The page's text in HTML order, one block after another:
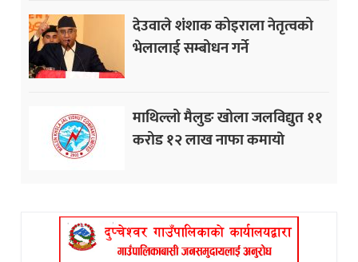
देउवाले शंशाक कोइराला नेतृत्वको
भेलालाई सम्बोधन गर्ने
माथिल्लो मैलुङ खोला जलविद्युत ११
करोड १२ लाख नाफा कमायाे